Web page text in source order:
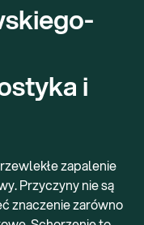
i
zapalenie
Przyczyny nie są
znaczenie zarówno